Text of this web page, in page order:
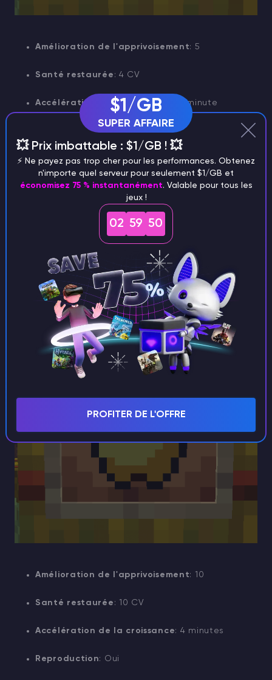
Amélioration de l'apprivoisement: 5
Santé restaurée : 4 CV
Accélération de la croissance : 1 minute
Reproduction
Les carottes dorées sont un en-cas gourmet pour
votre compagnon équin. Elles sont excellentes pour
la récupération et la reproduction. Les chevaux
doivent être apprivoisés et en pleine santé pour se
Pomme d'or
Amélioration de l'apprivoisement: 10
Santé restaurée : 10 CV
Accélération de la croissance: 4 minutes
Reproduction: Oui
$1/GB
SUPER AFFAIRE
💥 Prix imbattable : $1/GB ! 💥
⚡️ Ne payez pas trop cher pour les performances. Obtenez
n'importe quel serveur pour seulement $1/GB et
économisez 75 % instantanément. Valable pour tous les
jeux !
02 59 49
PROFITER DE L'OFFRE